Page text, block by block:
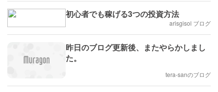
初心者でも稼げる3つの投資方法
arisgisol ブログ
昨日のブログ更新後、またやらかしまし
た。
tera-sanのブログ